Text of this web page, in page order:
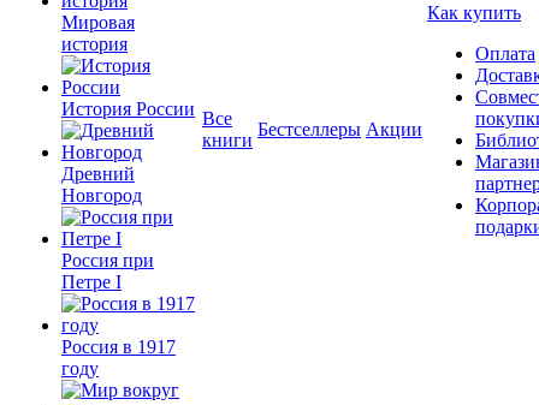
Мировая
история
История России
Древний
Новгород
Россия при
Петре I
Россия в 1917
году
Все
книги
Бестселлеры Акции
Как купить
Оплата